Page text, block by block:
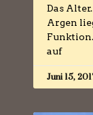
Das
Argen
auf
Juni 15,